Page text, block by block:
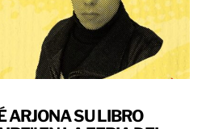
ARJONA SU LIBRO